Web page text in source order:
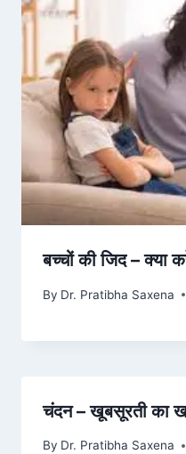
बच्चों की जिद – क्या
By Dr. Pratibha Saxena
चंदन – खूबसूरती का
By Dr. Pratibha Saxena